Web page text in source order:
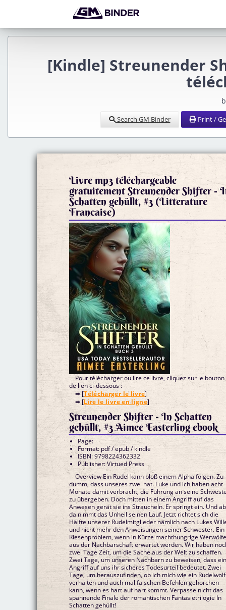
[Kindle] Streunender
Search GM Binder Print /
Livre mp3 téléchargeable
gratuitement Streunender Shifter -
Schatten gehüllt, #3 (Litterature
Francaise)
Pour télécharger ou lire ce livre, cliquez sur le bouton
de lien ci-dessous :
➡ [Télécharger le livre]
➡ [Lire le livre en ligne]
Streunender Shifter - In Schatten
gehüllt, #3 Aimee Easterling ebook
Page:
Format: pdf / epub / kindle
ISBN: 9798224362332
Publisher: Virtued Press
Overview Ein Rudel kann bloß einem Alpha folgen. Zu
dumm, dass unseres zwei hat. Luke und ich haben acht
Monate damit verbracht, die Führung an seine
zu übergeben. Doch mitten in einem Angriff auf das
Anwesen gerät sie ins Straucheln. Er springt ein. Und ab
da nimmt das Unheil seinen Lauf. Jetzt richtet sich die
Hälfte unserer Rudelmitglieder nämlich nach Lukes
und nicht mehr den Anweisungen seiner Schwester. Ein
Riesenproblem, wenn in Kürze machthungrige
aus der Nachbarschaft erwartet werden. Wir haben
zwei Tage Zeit, um die Sache aus der Welt zu schaffen.
Zwei Tage, um unseren Nachbarn zu beweisen, dass
Angriff auf uns ihr sicheres Todesurteil bedeutet. Zwei
Tage, um herauszufinden, ob ich mich wie ein Rudelwolf
verhalten und auch mal falschen Befehlen gehorchen
kann, wenn es hart auf hart kommt. Verpasse nicht das
spannende Finale der romantischen Fantasietrilogie In
Schatten gehüllt!